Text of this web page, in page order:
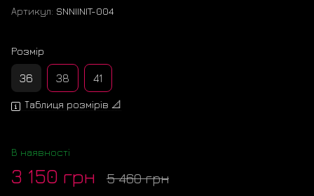
Артикул: SNNIINIT-004
Розмір
36 38 41
Таблиця розмірів 📐
В наявності
3 150 грн 5 460 грн